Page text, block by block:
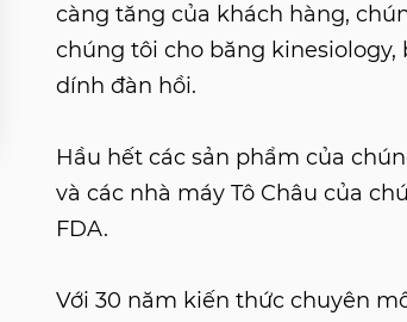
càng tăng của khách hàng,
chúng tôi cho băng
dính đàn hồi.
Hầu hết các sản phẩm của
và các nhà máy Tô Châu của
FDA.
Với 30 năm kiến ​​thức chuyên